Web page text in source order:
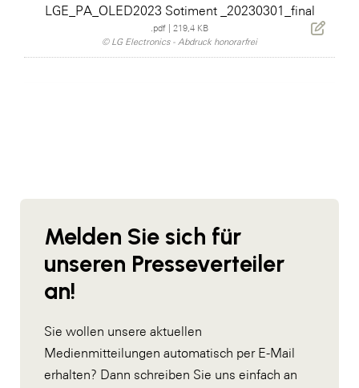
LGE_PA_OLED2023 Sotiment _20230301_final
.pdf
219,4 KB
© LG Electronics - Abdruck honorarfrei
Melden Sie sich für
unseren Presseverteiler
an!
Sie wollen unsere aktuellen
Medienmitteilungen automatisch per E-Mail
erhalten? Dann schreiben Sie uns einfach an